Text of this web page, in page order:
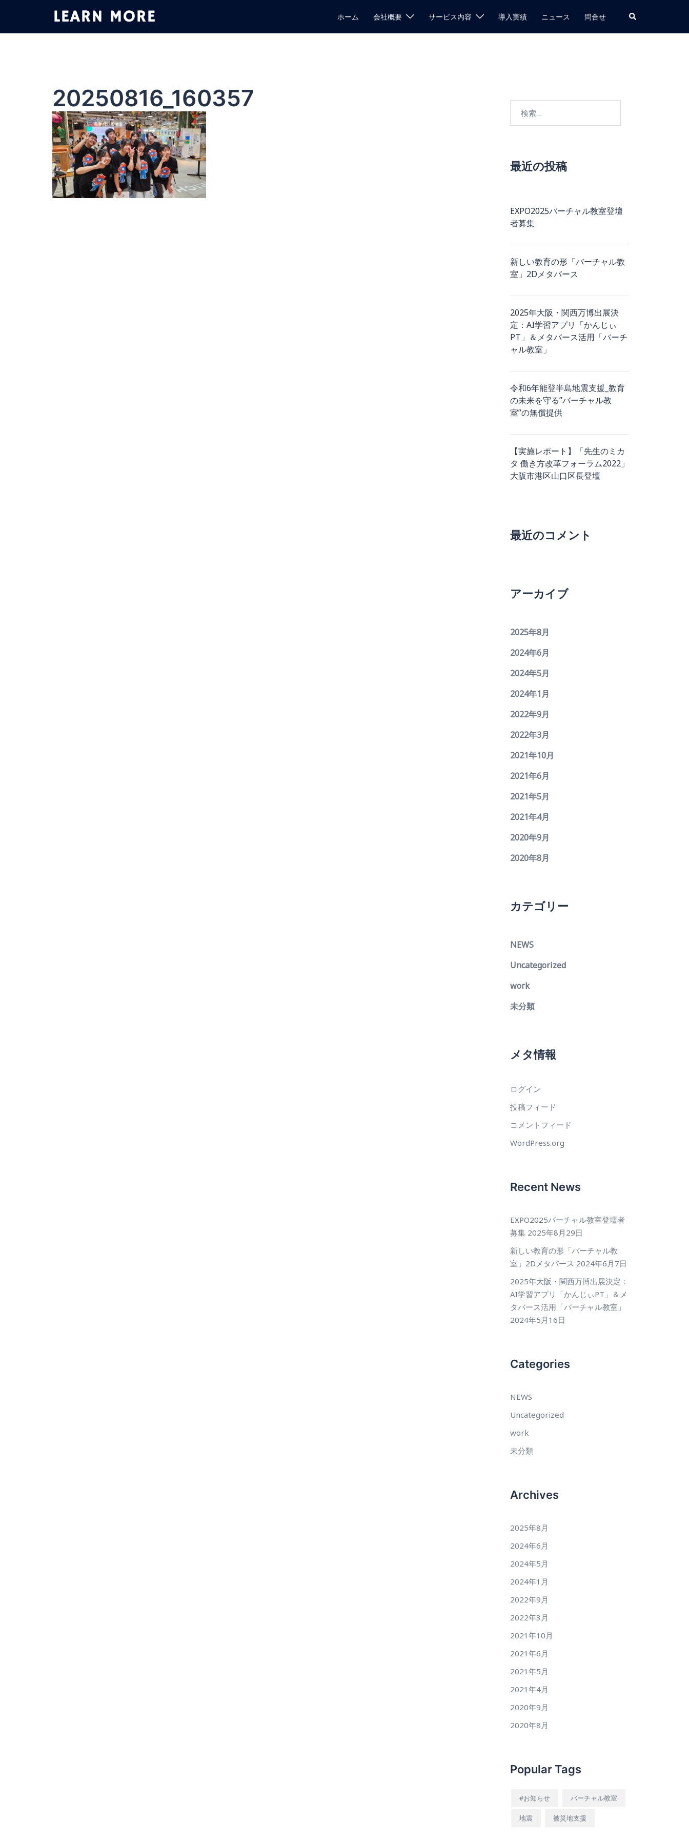
テ
ホーム 会社概要 サービス内容 導入実績 ニュース 問合せ 検
索
20250816_160357
最近の投稿
EXPO2025バーチャル教室登壇
者募集
新しい教育の形「バーチャル教
室」2Dメタバース
2025年大阪・関西万博出展決
定：AI学習アプリ「かんじぃ
PT」＆メタバース活用「バーチ
ャル教室」
令和6年能登半島地震支援_教育
の未来を守る”バーチャル教
室”の無償提供
【実施レポート】「先生のミカ
タ 働き方改革フォーラム2022」
大阪市港区山口区長登壇
最近のコメント
アーカイブ
2025年8月
2024年6月
2024年5月
2024年1月
2022年9月
2022年3月
2021年10月
2021年6月
2021年5月
2021年4月
2020年9月
2020年8月
カテゴリー
NEWS
Uncategorized
work
未分類
メタ情報
ログイン
投稿フィード
コメントフィード
WordPress.org
Recent News
EXPO2025バーチャル教室登壇者
募集 2025年8月29日
新しい教育の形「バーチャル教
室」2Dメタバース 2024年6月7日
2025年大阪・関西万博出展決定：
AI学習アプリ「かんじぃPT」＆メ
タバース活用「バーチャル教室」
2024年5月16日
Categories
NEWS
Uncategorized
work
未分類
Archives
2025年8月
2024年6月
2024年5月
2024年1月
2022年9月
2022年3月
2021年10月
2021年6月
2021年5月
2021年4月
2020年9月
2020年8月
Popular Tags
#お知らせ バーチャル教室
地震 被災地支援